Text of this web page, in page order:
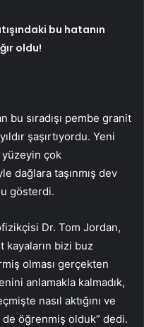
bu hatanın
oldu!
sıradışı pembe granit
şaşırtıyordu. Yeni
yüzeyin çok
dağlara taşınmış dev
gösterdi.
Dr. Tom Jordan,
kayaların bizi buz
olması gerçekten
anlamakla kalmadık,
nasıl aktığını ve
öğrenmiş olduk” dedi.